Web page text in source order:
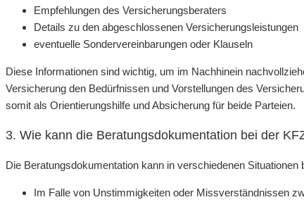
Empfehlungen des Versicherungsberaters
Details zu den abgeschlossenen Versicherungsleistungen
eventuelle Sondervereinbarungen oder Klauseln
Diese Informationen sind wichtig, um im Nachhinein
Versicherung den Bedürfnissen und Vorstellungen des
somit als Orientierungshilfe und Absicherung für beide Parteien.
3. Wie kann die Beratungsdokumentation bei der
Die Beratungsdokumentation kann in verschiedenen
Im Falle von Unstimmigkeiten oder Missverständnissen